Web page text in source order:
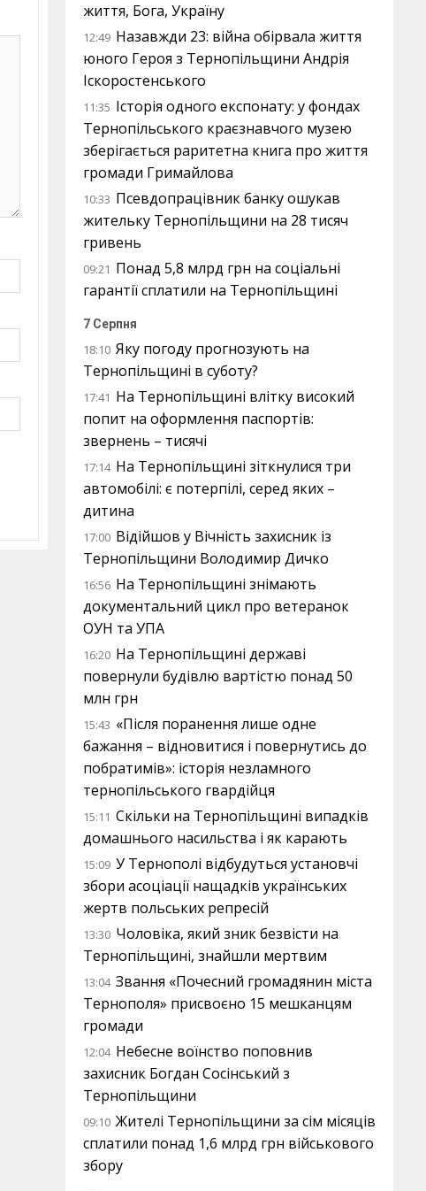
життя, Бога, Україну
12:49 Назавжди 23: війна обірвала життя
юного Героя з Тернопільщини Андрія
Іскоростенського
11:35 Історія одного експонату: у фондах
Тернопільського краєзнавчого музею
зберігається раритетна книга про життя
громади Гримайлова
10:33 Псевдопрацівник банку ошукав
жительку Тернопільщини на 28 тисяч
гривень
09:21 Понад 5,8 млрд грн на соціальні
гарантії сплатили на Тернопільщині
7 Серпня
18:10 Яку погоду прогнозують на
Тернопільщині в суботу?
17:41 На Тернопільщині влітку високий
попит на оформлення паспортів:
звернень – тисячі
17:14 На Тернопільщині зіткнулися три
автомобілі: є потерпілі, серед яких –
дитина
17:00 Відійшов у Вічність захисник із
Тернопільщини Володимир Дичко
16:56 На Тернопільщині знімають
документальний цикл про ветеранок
ОУН та УПА
16:20 На Тернопільщині державі
повернули будівлю вартістю понад 50
млн грн
15:43 «Після поранення лише одне
бажання – відновитися і повернутись до
побратимів»: історія незламного
тернопільського гвардійця
15:11 Скільки на Тернопільщині випадків
домашнього насильства і як карають
15:09 У Тернополі відбудуться установчі
збори асоціації нащадків українських
жертв польських репресій
13:30 Чоловіка, який зник безвісти на
Тернопільщині, знайшли мертвим
13:04 Звання «Почесний громадянин міста
Тернополя» присвоєно 15 мешканцям
громади
12:04 Небесне воїнство поповнив
захисник Богдан Сосінський з
Тернопільщини
09:10 Жителі Тернопільщини за сім місяців
сплатили понад 1,6 млрд грн військового
збору